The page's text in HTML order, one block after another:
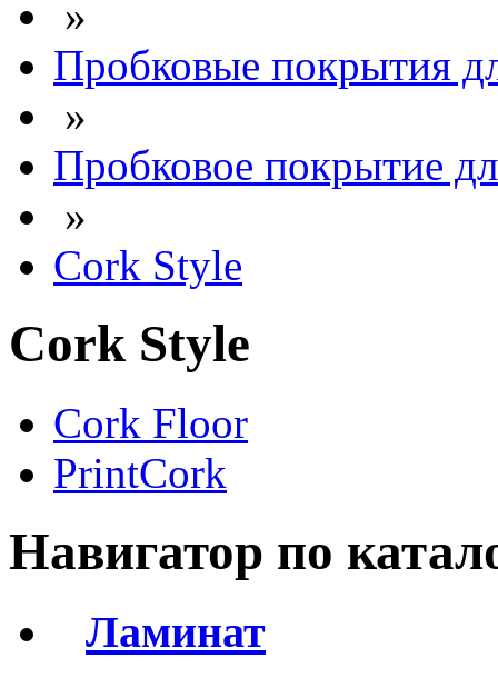
»
Пробковые покрытия
»
Пробковое покрытие
»
Cork Style
Cork Style
Cork Floor
PrintCork
Навигатор по
Ламинат